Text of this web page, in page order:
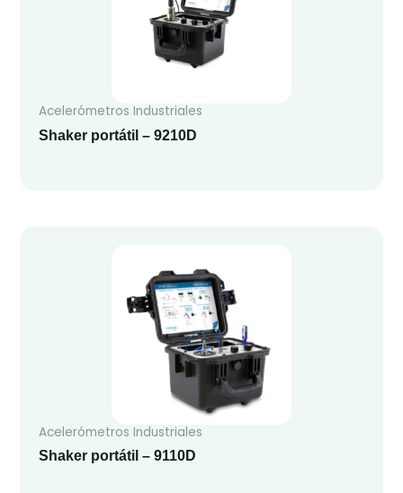
Acelerómetros Industriales
Shaker portátil – 9210D
Acelerómetros Industriales
Shaker portátil – 9110D